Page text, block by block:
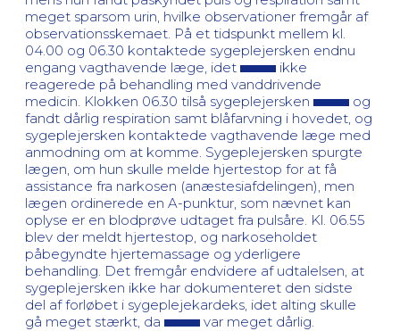
meget sparsom urin, hvilke observationer fremgår af
observationsskemaet. På et tidspunkt mellem kl.
04.00 og 06.30 kontaktede sygeplejersken endnu
engang vagthavende læge, idet
ikke
reagerede på behandling med vanddrivende
medicin. Klokken 06.30 tilså sygeplejersken
og
fandt dårlig respiration samt blåfarvning i hovedet, og
sygeplejersken kontaktede vagthavende læge med
anmodning om at komme. Sygeplejersken spurgte
lægen, om hun skulle melde hjertestop for at få
assistance fra narkosen (anæstesiafdelingen), men
lægen ordinerede en A-punktur, som nævnet kan
oplyse er en blodprøve udtaget fra pulsåre. Kl. 06.55
blev der meldt hjertestop, og narkoseholdet
påbegyndte hjertemassage og yderligere
behandling. Det fremgår endvidere af udtalelsen, at
sygeplejersken ikke har dokumenteret den sidste
del af forløbet i sygeplejekardeks, idet alting skulle
gå meget stærkt, da
var meget dårlig.